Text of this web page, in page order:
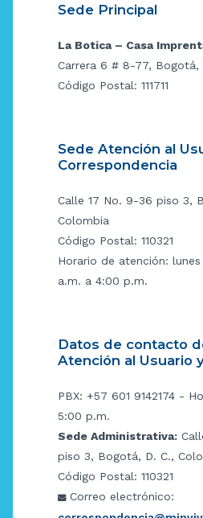
Sede Principal
La Botica – Casa
Carrera 6 # 8-77, Bogotá,
Código Postal: 111711
Sede Atención al
Correspondencia
Calle 17 No. 9-36 piso 3,
Colombia
Código Postal: 110321
Horario de atención:
a.m. a 4:00 p.m.
Datos de contacto
Atención al Usuario
PBX: +57 601 9142174 -
5:00 p.m.
Sede Administrativa:
piso 3, Bogotá, D. C.,
Código Postal: 110321
Correo electrónico: